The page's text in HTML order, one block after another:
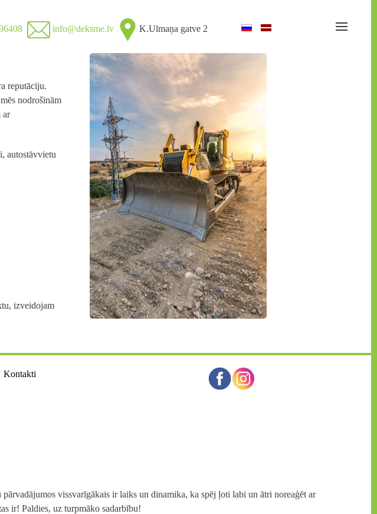
info@deksme.lv K.Ulmaņa gatve 2
reputāciju.
nodrošinām
ar
autostāvvietu
izveidojam
Kontakti
vissvarīgākais ir laiks un dinamika, ka spēj ļoti labi un ātri noreaģēt ar
ir! Paldies, uz turpmāko sadarbību!